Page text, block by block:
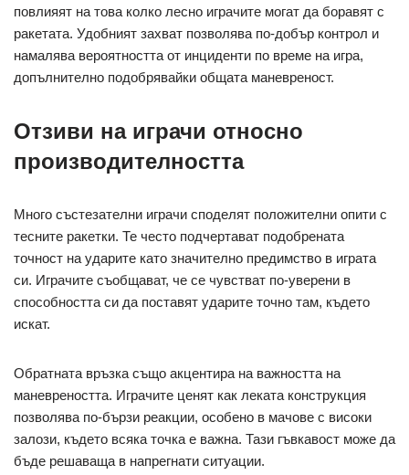
повлияят на това колко лесно играчите могат да боравят с
ракетата. Удобният захват позволява по-добър контрол и
намалява вероятността от инциденти по време на игра,
допълнително подобрявайки общата маневреност.
Отзиви на играчи относно
производителността
Много състезателни играчи споделят положителни опити с
тесните ракетки. Те често подчертават подобрената
точност на ударите като значително предимство в играта
си. Играчите съобщават, че се чувстват по-уверени в
способността си да поставят ударите точно там, където
искат.
Обратната връзка също акцентира на важността на
маневреността. Играчите ценят как леката конструкция
позволява по-бързи реакции, особено в мачове с високи
залози, където всяка точка е важна. Тази гъвкавост може да
бъде решаваща в напрегнати ситуации.